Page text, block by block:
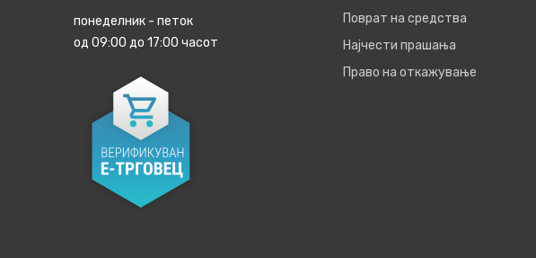
понеделник - петок
од 09:00 до 17:00 часот
Поврат на средства
Најчести прашања
Право на откажување